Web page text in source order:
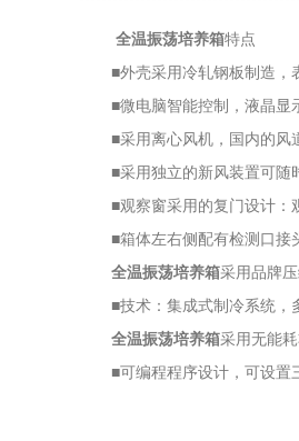
全温振荡培养箱特点
■外壳采用冷轧钢板制造，
■微电脑智能控制，液晶显
■采用离心风机，国内的风
■采用独立的新风装置可随
■观察窗采用的复门设计：观
■箱体左右侧配有检测口接
全温振荡培养箱采用品牌
■技术：集成式制冷系统，
全温振荡培养箱采用无能
■可编程程序设计，可设置三